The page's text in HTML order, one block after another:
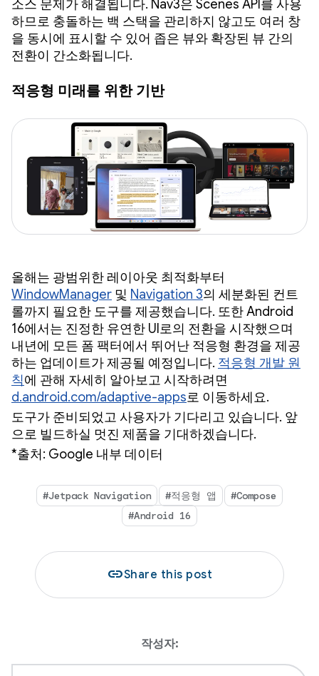
소스 문제가 해결됩니다. Nav3은 Scenes API를 사용
하므로 충돌하는 백 스택을 관리하지 않고도 여러 창
을 동시에 표시할 수 있어 좁은 뷰와 확장된 뷰 간의
전환이 간소화됩니다.
적응형 미래를 위한 기반
올해는 광범위한 레이아웃 최적화부터
WindowManager 및 Navigation 3의 세분화된 컨트
롤까지 필요한 도구를 제공했습니다. 또한 Android
16에서는 진정한 유연한 UI로의 전환을 시작했으며
내년에 모든 폼 팩터에서 뛰어난 적응형 환경을 제공
하는 업데이트가 제공될 예정입니다. 적응형 개발 원
칙에 관해 자세히 알아보고 시작하려면
d.android.com/adaptive-apps로 이동하세요.
도구가 준비되었고 사용자가 기다리고 있습니다. 앞
으로 빌드하실 멋진 제품을 기대하겠습니다.
*출처: Google 내부 데이터
#Jetpack Navigation #적응형 앱
#Compose
#Android 16
linkShare this post
작성자: